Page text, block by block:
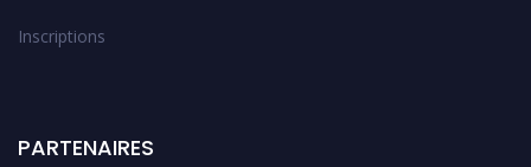
Inscriptions
PARTENAIRES